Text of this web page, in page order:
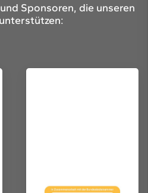
Sponsoren, die unseren